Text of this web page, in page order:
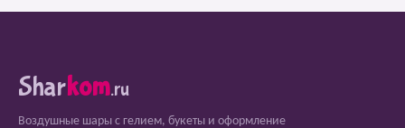
Sharkom.ru
Воздушные шары с гелием, букеты и оформление